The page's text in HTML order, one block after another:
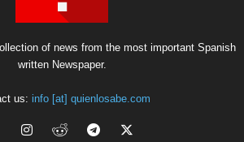
of news from the most important Spanish
written Newspaper.
us: info [at] quienlosabe.com